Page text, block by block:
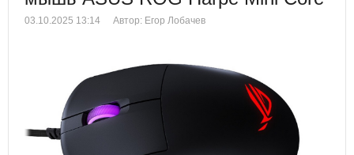
03.10.2025 13:14 Автор: Егор Лобачев